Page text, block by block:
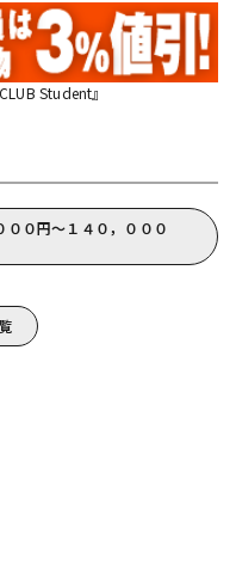
Student』
０円～１４０，０００